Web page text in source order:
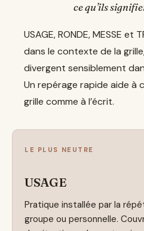
ce qu’ils
USAGE, RONDE, MESSE et
dans le contexte de la
divergent sensiblement
Un repérage rapide aide à
grille comme à l’écrit.
LE PLUS NEUTRE
USAGE
Pratique installée par la
groupe ou personnelle.